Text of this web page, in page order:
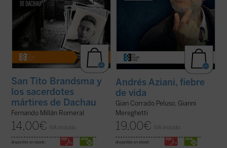
San Tito Brandsma y
los sacerdotes
mártires de Dachau
Fernando Millán Romeral
14,00€ IVA incluido
disponible en ebook:
Andrés Aziani, fiebre
de vida
Gian Corrado Peluso, Gianni
Mereghetti
19,00€ IVA incluido
disponible en ebook: